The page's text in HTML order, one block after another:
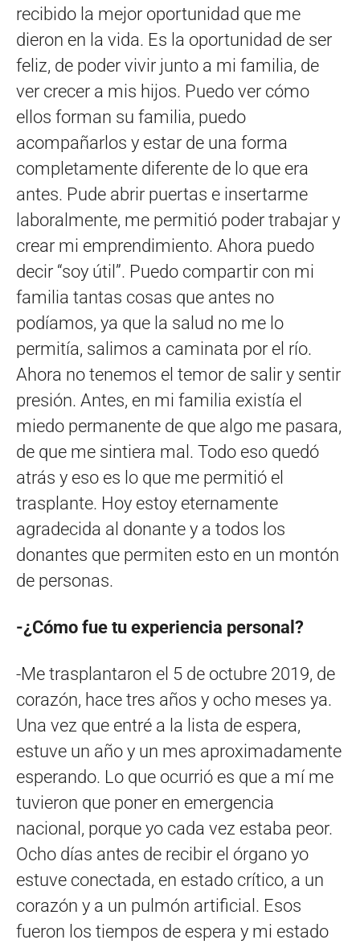
recibido la mejor oportunidad que me
dieron en la vida. Es la oportunidad de ser
feliz, de poder vivir junto a mi familia, de
ver crecer a mis hijos. Puedo ver cómo
ellos forman su familia, puedo
acompañarlos y estar de una forma
completamente diferente de lo que era
antes. Pude abrir puertas e insertarme
laboralmente, me permitió poder trabajar y
crear mi emprendimiento. Ahora puedo
decir “soy útil”. Puedo compartir con mi
familia tantas cosas que antes no
podíamos, ya que la salud no me lo
permitía, salimos a caminata por el río.
Ahora no tenemos el temor de salir y sentir
presión. Antes, en mi familia existía el
miedo permanente de que algo me pasara,
de que me sintiera mal. Todo eso quedó
atrás y eso es lo que me permitió el
trasplante. Hoy estoy eternamente
agradecida al donante y a todos los
donantes que permiten esto en un montón
de personas.
-¿Cómo fue tu experiencia personal?
-Me trasplantaron el 5 de octubre 2019, de
corazón, hace tres años y ocho meses ya.
Una vez que entré a la lista de espera,
estuve un año y un mes aproximadamente
esperando. Lo que ocurrió es que a mí me
tuvieron que poner en emergencia
nacional, porque yo cada vez estaba peor.
Ocho días antes de recibir el órgano yo
estuve conectada, en estado crítico, a un
corazón y a un pulmón artificial. Esos
fueron los tiempos de espera y mi estado